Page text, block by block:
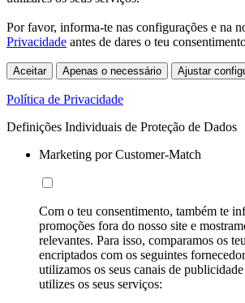
Por favor, informa-te nas configurações e na
Privacidade antes de dares o teu
Aceitar Apenas o necessário Ajustar
Política de Privacidade
Definições Individuais de Proteção de Dados
Marketing por Customer-Match
Com o teu consentimento, também te
promoções fora do nosso site e
relevantes. Para isso, comparamos os
encriptados com os seguintes
utilizamos os seus canais de
utilizes os seus serviços: